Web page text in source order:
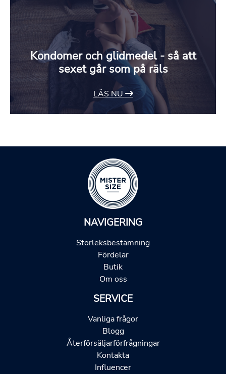
Kondomer och glidmedel - så att
sexet går som på räls
LÄS NU
NAVIGERING
Storleksbestämning
Fördelar
Butik
Om oss
SERVICE
Vanliga frågor
Blogg
Återförsäljarförfrågningar
Kontakta
Influencer